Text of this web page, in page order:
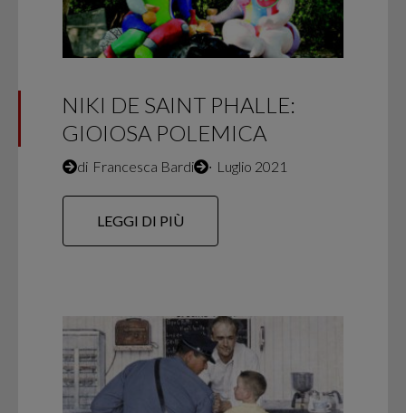
NIKI DE SAINT PHALLE:
GIOIOSA POLEMICA
di Francesca Bardi ∙ Luglio 2021
LEGGI DI PIÙ